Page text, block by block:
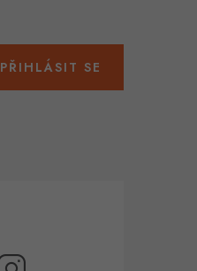
PŘIHLÁSIT SE